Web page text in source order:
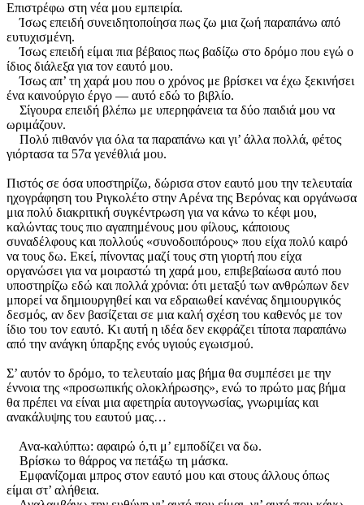
Επιστρέφω στη νέα μου εμπειρία.
Ίσως επειδή συνειδητοποίησα πως ζω μια ζωή παραπάνω από
ευτυχισμένη.
Ίσως επειδή είμαι πια βέβαιος πως βαδίζω στο δρόμο που εγώ ο
ίδιος διάλεξα για τον εαυτό μου.
Ίσως απ’ τη χαρά μου που ο χρόνος με βρίσκει να έχω ξεκινήσει
ένα καινούργιο έργο — αυτό εδώ το βιβλίο.
Σίγουρα επειδή βλέπω με υπερηφάνεια τα δύο παιδιά μου να
ωριμάζουν.
Πολύ πιθανόν για όλα τα παραπάνω και γι’ άλλα πολλά, φέτος
γιόρτασα τα 57α γενέθλιά μου.
Πιστός σε όσα υποστηρίζω, δώρισα στον εαυτό μου την τελευταία
ηχογράφηση του Ριγκολέτο στην Αρένα της Βερόνας και οργάνωσα
μια πολύ διακριτική συγκέντρωση για να κάνω το κέφι μου,
καλώντας τους πιο αγαπημένους μου φίλους, κάποιους
συναδέλφους και πολλούς «συνοδοιπόρους» που είχα πολύ καιρό
να τους δω. Εκεί, πίνοντας μαζί τους στη γιορτή που είχα
οργανώσει για να μοιραστώ τη χαρά μου, επιβεβαίωσα αυτό που
υποστηρίζω εδώ και πολλά χρόνια: ότι μεταξύ των ανθρώπων δεν
μπορεί να δημιουργηθεί και να εδραιωθεί κανένας δημιουργικός
δεσμός, αν δεν βασίζεται σε μια καλή σχέση του καθενός με τον
ίδιο του τον εαυτό. Κι αυτή η ιδέα δεν εκφράζει τίποτα παραπάνω
από την ανάγκη ύπαρξης ενός υγιούς εγωισμού.
Σ’ αυτόν το δρόμο, το τελευταίο μας βήμα θα συμπέσει με την
έννοια της «προσωπικής ολοκλήρωσης», ενώ το πρώτο μας βήμα
θα πρέπει να είναι μια αφετηρία αυτογνωσίας, γνωριμίας και
ανακάλυψης του εαυτού μας…
Ανα-καλύπτω: αφαιρώ ό,τι μ’ εμποδίζει να δω.
Βρίσκω το θάρρος να πετάξω τη μάσκα.
Εμφανίζομαι μπρος στον εαυτό μου και στους άλλους όπως
είμαι στ’ αλήθεια.